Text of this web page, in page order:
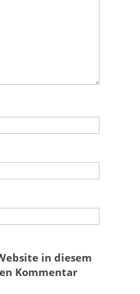
in diesem
Kommentar